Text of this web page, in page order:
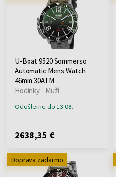
U-Boat 9520 Sommerso
Automatic Mens Watch
46mm 30ATM
Hodinky - Muži
Odošleme do 13.08.
2638,35 €
Doprava zadarmo